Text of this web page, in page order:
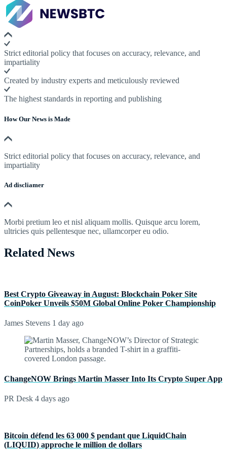
Strict editorial policy that focuses on accuracy, relevance, and
impartiality
Created by industry experts and meticulously reviewed
The highest standards in reporting and publishing
How Our News is Made
Strict editorial policy that focuses on accuracy, relevance, and
impartiality
Ad discliamer
Morbi pretium leo et nisl aliquam mollis. Quisque arcu lorem,
ultricies quis pellentesque nec, ullamcorper eu odio.
Related News
Best Crypto Giveaway in August: Blockchain Poker Site
CoinPoker Unveils $50M Global Online Poker Championship
James Stevens 1 day ago
ChangeNOW Brings Martin Masser Into Its Crypto Super App
PR Desk 4 days ago
Bitcoin défend les 63 000 $ pendant que LiquidChain
(LIQUID) approche le million de dollars